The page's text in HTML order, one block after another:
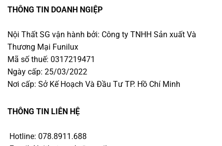
THÔNG TIN DOANH NGIỆP
Nội Thất SG vận hành bởi: Công ty TNHH Sản xuất Và
Thương Mại Funilux
Mã số thuế: 0317219471
Ngày cấp: 25/03/2022
Nơi cấp: Sở Kế Hoạch Và Đầu Tư TP. Hồ Chí Minh
THÔNG TIN LIÊN HỆ
Hotline: 078.8911.688